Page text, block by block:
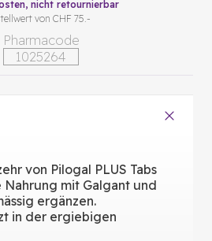
Pharmacode
1025264
, nicht retournierbar
von CHF 75.-
von Pilogal PLUS Tabs
Nahrung mit Galgant und
ergänzen.
in der ergiebigen